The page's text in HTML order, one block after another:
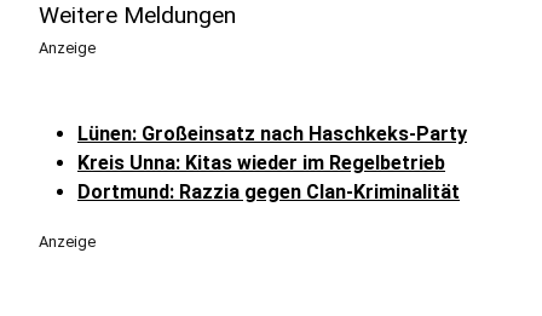
Weitere Meldungen
Anzeige
Lünen: Großeinsatz nach Haschkeks-Party
Kreis Unna: Kitas wieder im Regelbetrieb
Dortmund: Razzia gegen Clan-Kriminalität
Anzeige